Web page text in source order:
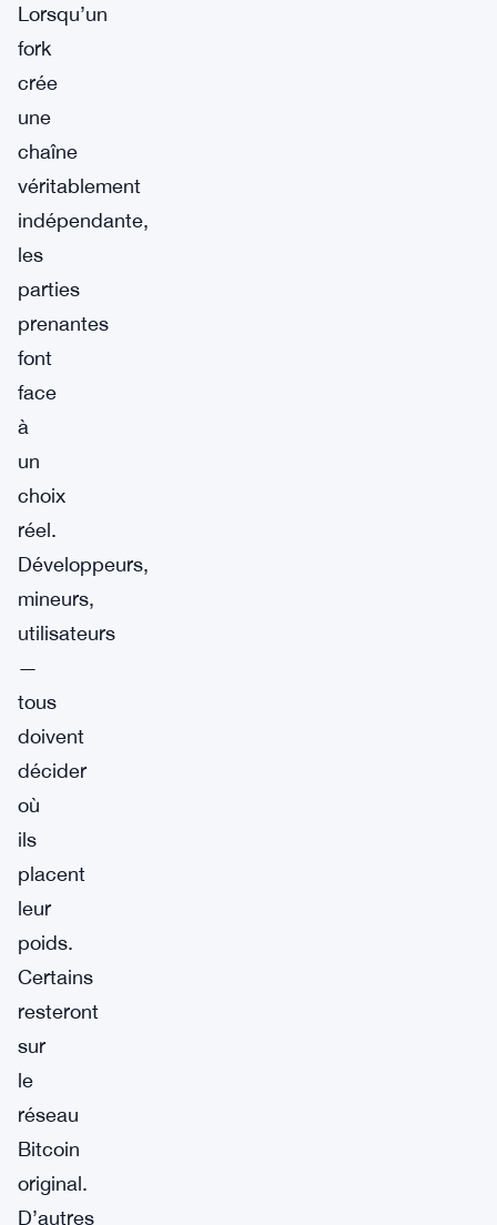
Lorsqu’un
fork
crée
une
chaîne
véritablement
indépendante,
les
parties
prenantes
font
face
à
un
choix
réel.
Développeurs,
mineurs,
utilisateurs
—
tous
doivent
décider
où
ils
placent
leur
poids.
Certains
resteront
sur
le
réseau
Bitcoin
original.
D’autres